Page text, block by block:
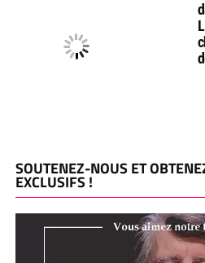
SOUTENEZ-NOUS ET
EXCLUSIFS !